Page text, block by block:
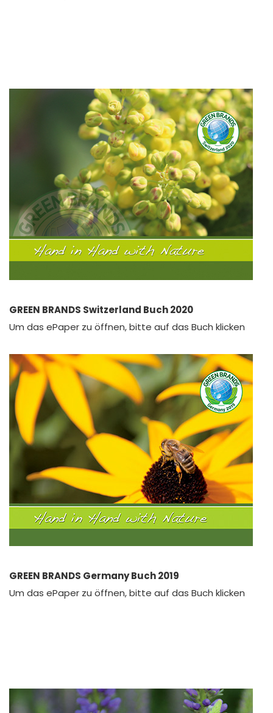
GREEN BRANDS Switzerland Buch 2020
Um das ePaper zu öffnen, bitte auf das Buch klicken
GREEN BRANDS Germany Buch 2019
Um das ePaper zu öffnen, bitte auf das Buch klicken